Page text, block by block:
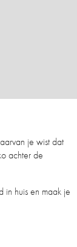
je wist dat
achter de
in huis en maak je